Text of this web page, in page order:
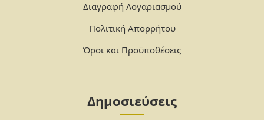
Διαγραφή Λογαριασμού
Πολιτική Απορρήτου
Όροι και Προϋποθέσεις
Δημοσιεύσεις